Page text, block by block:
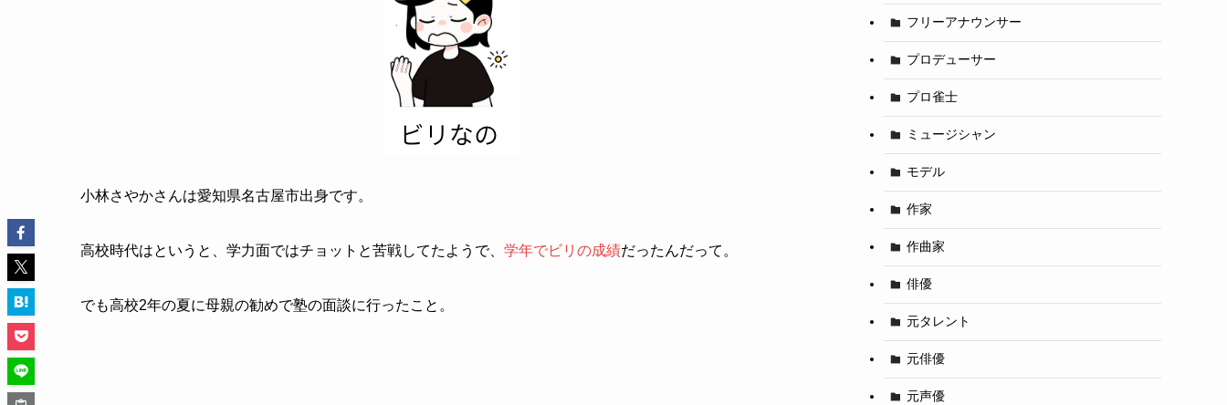
小林さやかさんは愛知県名古屋市出身です。
高校時代はというと、学力面ではチョットと苦戦してたようで、 学年でビリの成績だったんだって。
でも高校2年の夏に母親の勧めで塾の面談に行ったこと。
フリーアナウンサー
プロデューサー
プロ雀士
ミュージシャン
モデル
作家
作曲家
俳優
元タレント
元俳優
元声優